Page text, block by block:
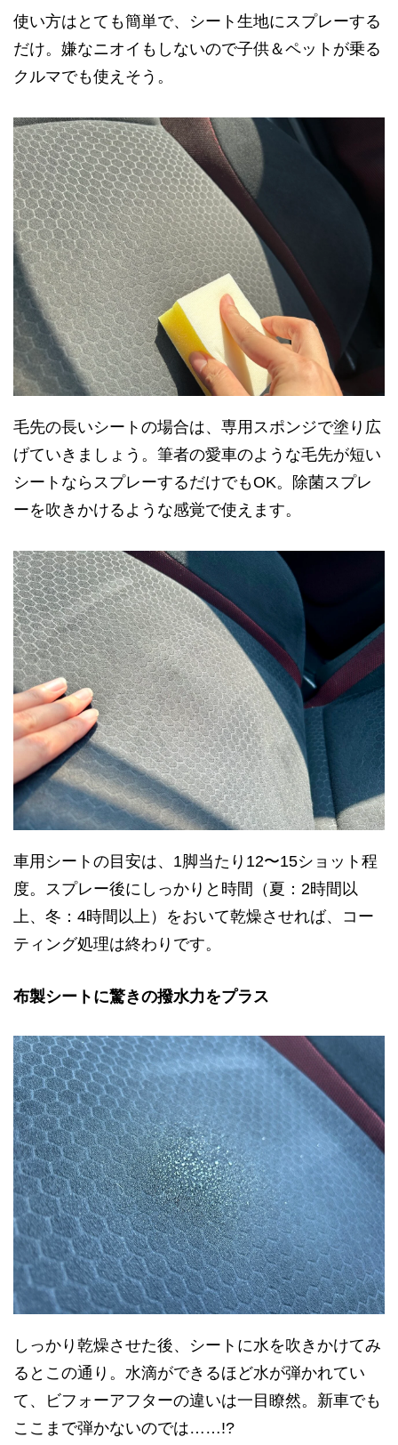
使い方はとても簡単で、シート生地にスプレーする
だけ。嫌なニオイもしないので子供＆ペットが乗る
クルマでも使えそう。
毛先の長いシートの場合は、専用スポンジで塗り広
げていきましょう。筆者の愛車のような毛先が短い
シートならスプレーするだけでもOK。除菌スプレ
ーを吹きかけるような感覚で使えます。
車用シートの目安は、1脚当たり12〜15ショット程
度。スプレー後にしっかりと時間（夏：2時間以
上、冬：4時間以上）をおいて乾燥させれば、コー
ティング処理は終わりです。
布製シートに驚きの撥水力をプラス
しっかり乾燥させた後、シートに水を吹きかけてみ
るとこの通り。水滴ができるほど水が弾かれてい
て、ビフォーアフターの違いは一目瞭然。新車でも
ここまで弾かないのでは……!?